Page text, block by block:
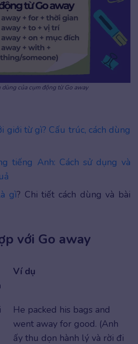
dùng của cụm động từ Go away
giới từ gì? Cấu trúc, cách dùng
tiếng Anh: Cách sử dụng và
gì? Chi tiết cách dùng và bài
với Go away
Ví dụ
He packed his bags and
went away for good. (Anh
ấy thu dọn hành lý và rời đi